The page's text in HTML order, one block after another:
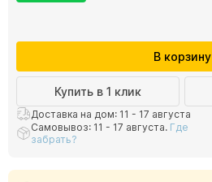
В корзину
Купить в 1 клик
Доставка на дом: 11 - 17 августа
Самовывоз: 11 - 17 августа. Где
забрать?